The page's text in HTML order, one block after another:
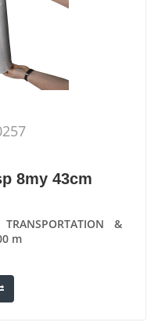
8my 43cm
TRANSPORTATION &
m